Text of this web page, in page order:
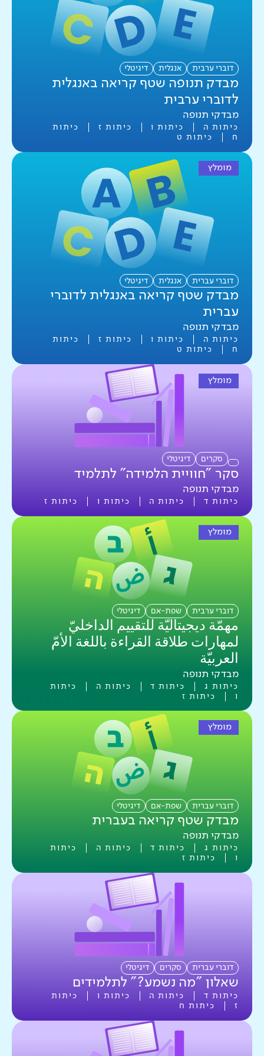
מדע וטכנולוגיה
עברית לדוברי ערבית
סקרים
תושב"ע
תרבות יהודית ישראלית
מחוננים
סוג כלי
מיפויים לתחילת השנה
מבדקי תנופה
תלקיטי כתיבה
יחידות הערכה
משימות ביצוע
קהל יעד
דוברי ערבית
דוברי עברית
0מתוך0 כלים איפוס סגירת חלון
דוברי ערבית אנגלית דיגיטלי
מבדק תנופה שטף קריאה באנגלית
לדוברי ערבית
מבדקי תנופה
כיתות ה כיתות ו כיתות ז
כיתות
ח
כיתות ט
דוברי עברית אנגלית דיגיטלי
מבדק שטף קריאה באנגלית לדוברי
עברית
מבדקי תנופה
כיתות ה כיתות ו כיתות ז
כיתות
ח
כיתות ט
מומלץ
סקרים דיגיטלי
סקר "חוויית הלמידה" לתלמיד
מבדקי תנופה
כיתות ד כיתות ה כיתות ו כיתות ז
מומלץ
דוברי ערבית שפת-אם דיגיטלי
مهمّة ديجيتاليّة للتقييم الداخليّ
لمهارات طلاقة القراءة باللغة الأمّ
العربيّة
מבדקי תנופה
כיתות ג כיתות ד כיתות ה
כיתות
ו
כיתות ז
מומלץ
דוברי עברית שפת-אם דיגיטלי
מבדק שטף קריאה בעברית
מבדקי תנופה
כיתות ג כיתות ד כיתות ה
כיתות
ו
כיתות ז
מומלץ
דוברי עברית סקרים דיגיטלי
שאלון "מה נשמע?" לתלמידים
כיתות ד כיתות ה כיתות ו
כיתות
ז
כיתות ח